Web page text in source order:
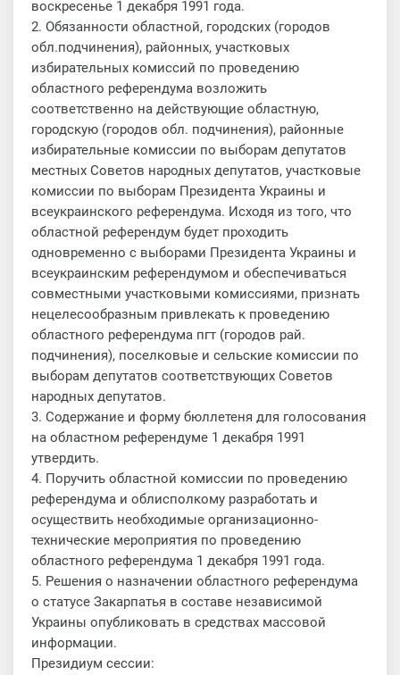
воскресенье 1 декабря 1991 года.
2. Обязанности областной, городских (городов
обл.подчинения), районных, участковых
избирательных комиссий по проведению
областного референдума возложить
соответственно на действующие областную,
городскую (городов обл. подчинения), районные
избирательные комиссии по выборам депутатов
местных Советов народных депутатов, участковые
комиссии по выборам Президента Украины и
всеукраинского референдума. Исходя из того, что
областной референдум будет проходить
одновременно с выборами Президента Украины и
всеукраинским референдумом и обеспечиваться
совместными участковыми комиссиями, признать
нецелесообразным привлекать к проведению
областного референдума пгт (городов рай.
подчинения), поселковые и сельские комиссии по
выборам депутатов соответствующих Советов
народных депутатов.
3. Содержание и форму бюллетеня для голосования
на областном референдуме 1 декабря 1991
утвердить.
4. Поручить областной комиссии по проведению
референдума и облисполкому разработать и
осуществить необходимые организационно-
технические мероприятия по проведению
областного референдума 1 декабря 1991 года.
5. Решения о назначении областного референдума
о статусе Закарпатья в составе независимой
Украины опубликовать в средствах массовой
информации.
Президиум сессии: